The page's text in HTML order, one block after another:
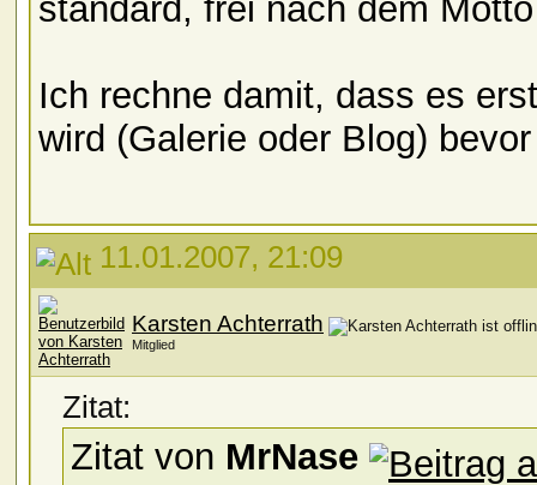
standard, frei nach dem
Ich rechne damit, dass es
wird (Galerie oder Blog)
11.01.2007, 21:09
Karsten Achterrath
Mitglied
Zitat:
Zitat von MrNase